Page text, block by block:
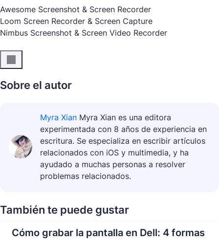
Awesome Screenshot & Screen Recorder
Loom Screen Recorder & Screen Capture
Nimbus Screenshot & Screen Video Recorder
Sobre el autor
Myra Xian Myra Xian es una editora
experimentada con 8 años de experiencia en
escritura. Se especializa en escribir artículos
relacionados con iOS y multimedia, y ha
ayudado a muchas personas a resolver
problemas relacionados.
También te puede gustar
Cómo grabar la pantalla en Dell: 4 formas